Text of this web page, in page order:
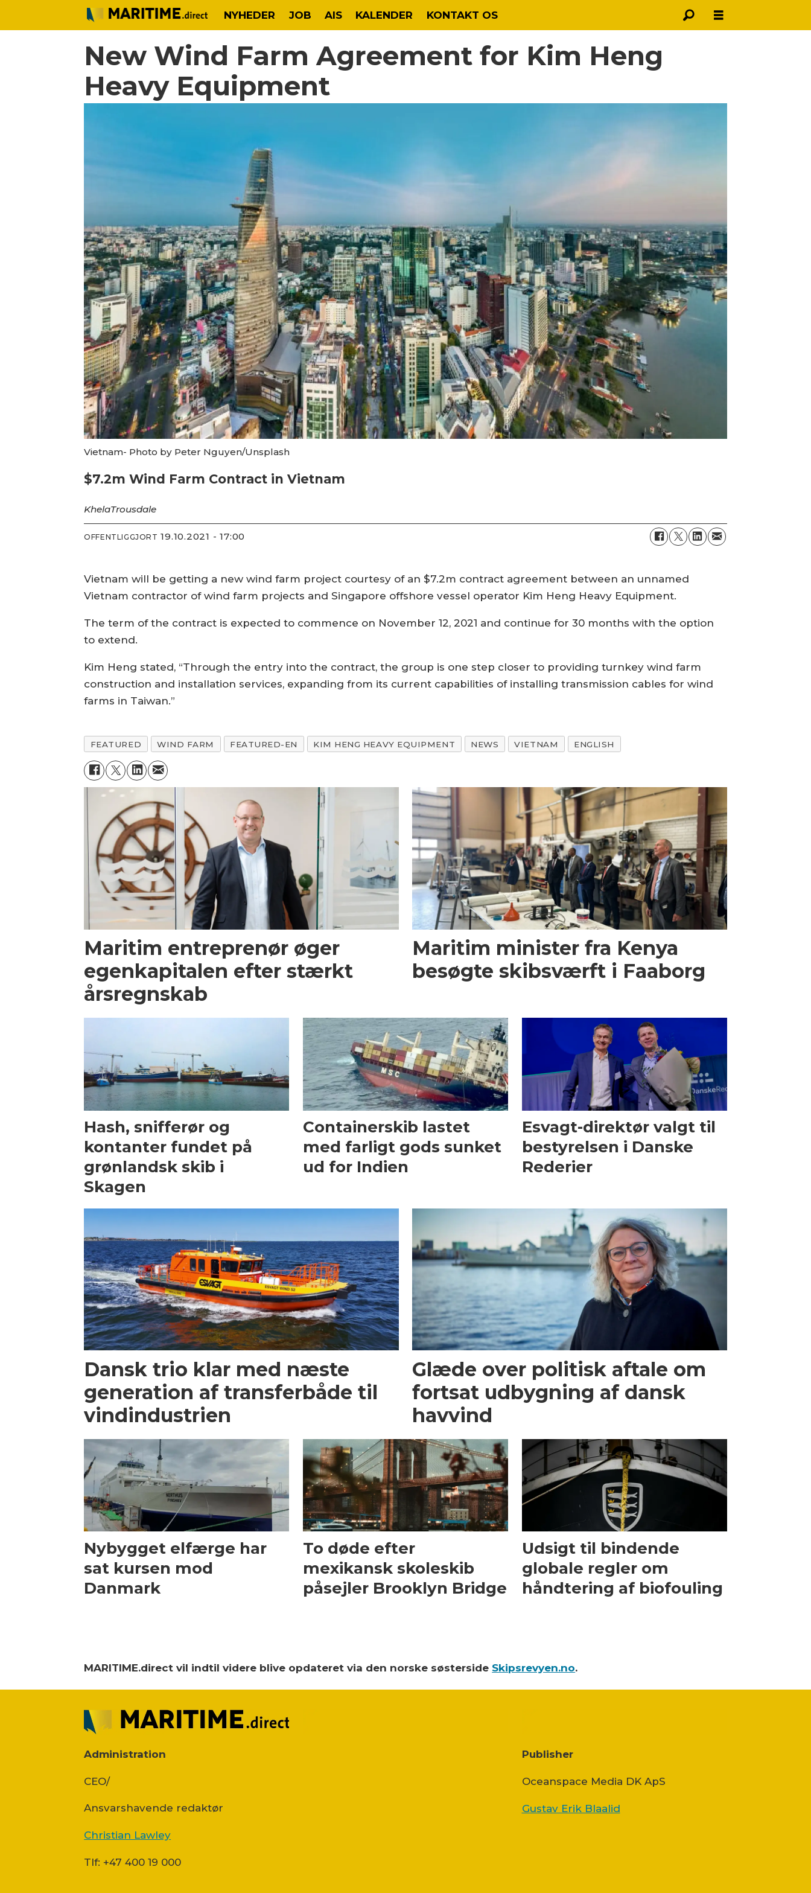
NYHEDER JOB AIS KALENDER KONTAKT OS
New Wind Farm Agreement for Kim Heng
Heavy Equipment
Vietnam- Photo by Peter Nguyen/Unsplash
$7.2m Wind Farm Contract in Vietnam
KhelaTrousdale
OFFENTLIGGJORT 19.10.2021 - 17:00
Vietnam will be getting a new wind farm project courtesy of an $7.2m contract agreement between an unnamed
Vietnam contractor of wind farm projects and Singapore offshore vessel operator Kim Heng Heavy Equipment.
The term of the contract is expected to commence on November 12, 2021 and continue for 30 months with the option
to extend.
Kim Heng stated, “Through the entry into the contract, the group is one step closer to providing turnkey wind farm
construction and installation services, expanding from its current capabilities of installing transmission cables for wind
farms in Taiwan.”
FEATURED WIND FARM FEATURED-EN KIM HENG HEAVY EQUIPMENT NEWS VIETNAM ENGLISH
Maritim entreprenør øger
egenkapitalen efter stærkt
årsregnskab
Maritim minister fra Kenya
besøgte skibsværft i Faaborg
Hash, snifferør og
kontanter fundet på
grønlandsk skib i
Skagen
Containerskib lastet
med farligt gods sunket
ud for Indien
Esvagt-direktør valgt til
bestyrelsen i Danske
Rederier
Dansk trio klar med næste
generation af transferbåde til
vindindustrien
Glæde over politisk aftale om
fortsat udbygning af dansk
havvind
Nybygget elfærge har
sat kursen mod
Danmark
To døde efter
mexikansk skoleskib
påsejler Brooklyn Bridge
Udsigt til bindende
globale regler om
håndtering af biofouling
MARITIME.direct vil indtil videre blive opdateret via den norske søsterside Skipsrevyen.no.
Administration
CEO/
Ansvars­havende redaktør
Christian Lawley
Tlf: +47 400 19 000
Publisher
Oceanspace Media DK ApS
Gustav Erik Blaalid